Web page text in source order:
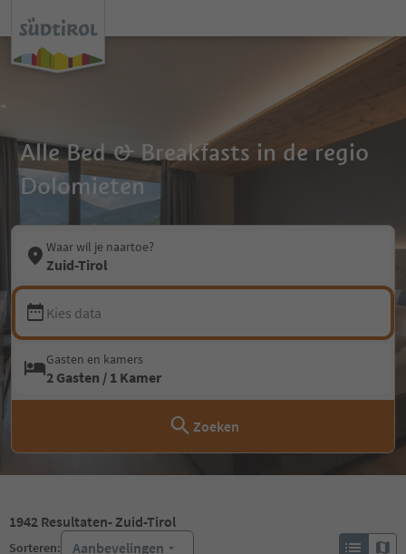
Alle Bed & Breakfasts in de regio
Dolomieten
Waar wil je naartoe?
Zuid-Tirol
Kies data
Gasten en kamers
2 Gasten / 1 Kamer
Zoeken
1942 Resultaten- Zuid-Tirol
Sorteren: Aanbevelingen